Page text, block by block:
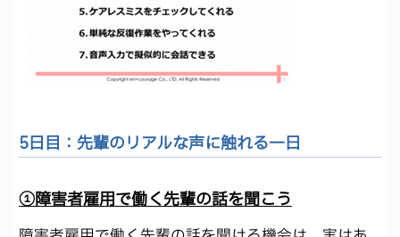
5日目：先輩のリアルな声に触れる一日
①障害者雇用で働く先輩の話を聞こう